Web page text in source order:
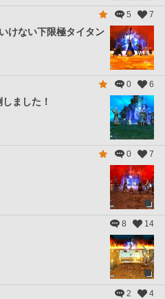
5 7
けない下限極タイタン
0 6
ました！
0 7
8 14
2 4